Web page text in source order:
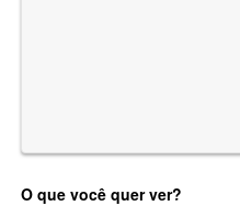
O que você quer ver?